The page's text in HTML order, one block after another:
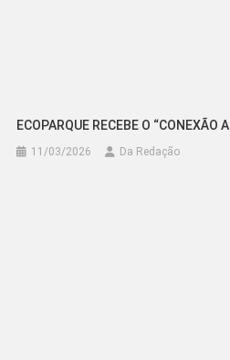
ECOPARQUE RECEBE O “CONEXÃO
11/03/2026 Da Redação